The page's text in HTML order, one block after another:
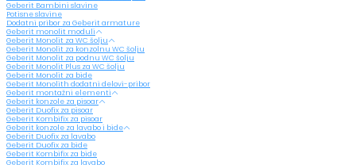
Geberit Bambini slavine
Potisne slavine
Dodatni pribor za Geberit armature
Geberit monolit moduli
Geberit Monolit za WC šolju
Geberit Monolit za konzolnu WC šolju
Geberit Monolit za podnu WC šolju
Geberit Monolit Plus za WC šolju
Geberit Monolit za bide
Geberit Monolith dodatni delovi-pribor
Geberit montažni elementi
Geberit konzole za pisoar
Geberit Duofix za pisoar
Geberit Kombifix za pisoar
Geberit konzole za lavabo i bide
Geberit Duofix za lavabo
Geberit Duofix za bide
Geberit Kombifix za bide
Geberit Kombifix za lavabo